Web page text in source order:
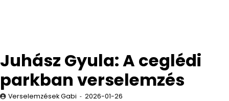
Juhász Gyula: A ceglédi
parkban verselemzés
Verselemzések Gabi 2026-01-26